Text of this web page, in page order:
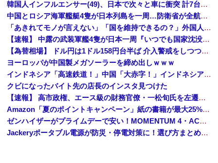
韓国人インフルエンサー(49)、日本で次々と車に衝突 計7台巻き込み 八王子
中国とロシア海軍艦艇4隻が日本列島を一周…防衛省が全航路を公開！
「あきれてモノが言えない」「国を維持できるの？」外国人の永住許可要件の厳格化で在日中国人の本音は？
【速報】 中露の武装軍艦4隻が日本一周『いつでも国家沈没させられるぞ』
【為替相場】 ドル円は1ドル158円台半ば 介入警戒をしつつ円売りが続行
ヨーロッパが中国製メガソーラーを締め出しｗｗｗ
インドネシア「高速鉄道！」中国「大赤字！」インドネシア「運営会社の株式購入！（負債対策」中国「はい（巨額負債」インドネシア「700km延伸計画！（実質中止」→
クビになったバイト先の店長のインスタ見つけた
【速報】 高市政権、エース級の財務官僚・一松旬氏を左遷「彼は協力的でなかった」財務省の言いなりではないことが判明
Amazon「夏のポイントキャンペーン」紙の書籍が最大25%ポイント還元 対象と条件を整理（2026年7月）
ゼンハイザーがプライムデーで安い！MOMENTUM 4・ACCENTUMなど対象モデルまとめ！
Jackeryポータブル電源が防災・停電対策に！選び方まとめ【プライムデー最終日】